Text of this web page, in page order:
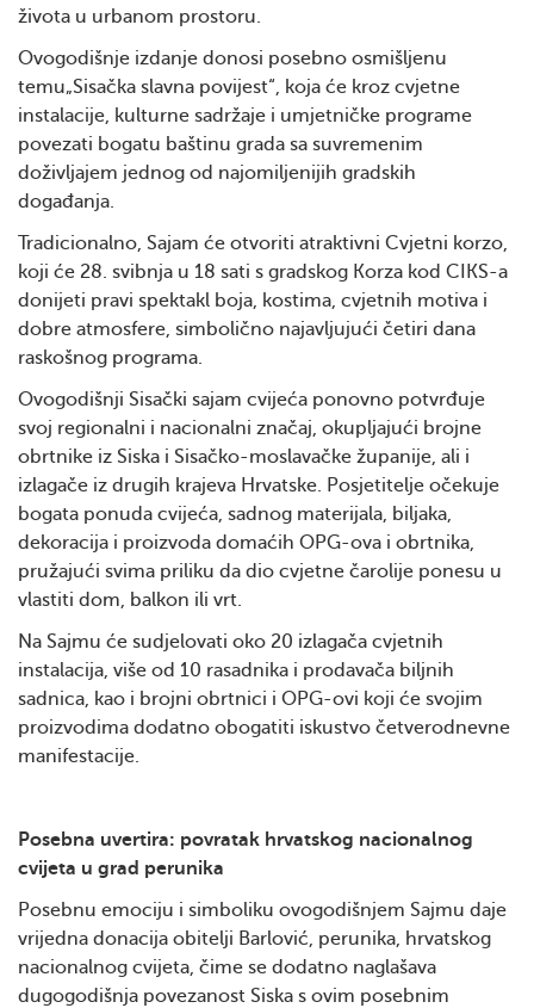
života u urbanom prostoru.
Ovogodišnje izdanje donosi posebno osmišljenu
temu„Sisačka slavna povijest“, koja će kroz cvjetne
instalacije, kulturne sadržaje i umjetničke programe
povezati bogatu baštinu grada sa suvremenim
doživljajem jednog od najomiljenijih gradskih
događanja.
Tradicionalno, Sajam će otvoriti atraktivni Cvjetni korzo,
koji će 28. svibnja u 18 sati s gradskog Korza kod CIKS-a
donijeti pravi spektakl boja, kostima, cvjetnih motiva i
dobre atmosfere, simbolično najavljujući četiri dana
raskošnog programa.
Ovogodišnji Sisački sajam cvijeća ponovno potvrđuje
svoj regionalni i nacionalni značaj, okupljajući brojne
obrtnike iz Siska i Sisačko-moslavačke županije, ali i
izlagače iz drugih krajeva Hrvatske. Posjetitelje očekuje
bogata ponuda cvijeća, sadnog materijala, biljaka,
dekoracija i proizvoda domaćih OPG-ova i obrtnika,
pružajući svima priliku da dio cvjetne čarolije ponesu u
vlastiti dom, balkon ili vrt.
Na Sajmu će sudjelovati oko 20 izlagača cvjetnih
instalacija, više od 10 rasadnika i prodavača biljnih
sadnica, kao i brojni obrtnici i OPG-ovi koji će svojim
proizvodima dodatno obogatiti iskustvo četverodnevne
manifestacije.
Posebna uvertira: povratak hrvatskog nacionalnog
cvijeta u grad perunika
Posebnu emociju i simboliku ovogodišnjem Sajmu daje
vrijedna donacija obitelji Barlović, perunika, hrvatskog
nacionalnog cvijeta, čime se dodatno naglašava
dugogodišnja povezanost Siska s ovim posebnim